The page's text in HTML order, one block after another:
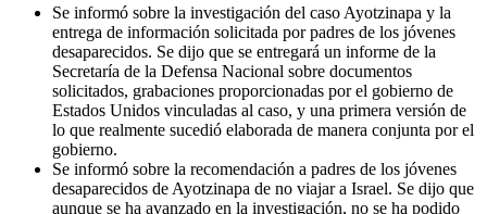
Se informó sobre la investigación del caso Ayotzinapa y la
entrega de información solicitada por padres de los jóvenes
desaparecidos. Se dijo que se entregará un informe de la
Secretaría de la Defensa Nacional sobre documentos
solicitados, grabaciones proporcionadas por el gobierno de
Estados Unidos vinculadas al caso, y una primera versión de
lo que realmente sucedió elaborada de manera conjunta por el
gobierno.
Se informó sobre la recomendación a padres de los jóvenes
desaparecidos de Ayotzinapa de no viajar a Israel. Se dijo que
aunque se ha avanzado en la investigación, no se ha podido